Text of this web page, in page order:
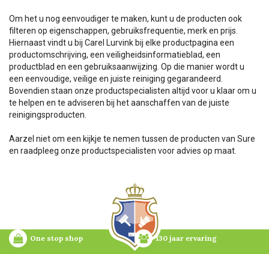
Om het u nog eenvoudiger te maken, kunt u de producten ook
filteren op eigenschappen, gebruiksfrequentie, merk en prijs.
Hiernaast vindt u bij Carel Lurvink bij elke productpagina een
productomschrijving, een veiligheidsinformatieblad, een
productblad en een gebruiksaanwijzing. Op die manier wordt u
een eenvoudige, veilige en juiste reiniging gegarandeerd.
Bovendien staan onze productspecialisten altijd voor u klaar om u
te helpen en te adviseren bij het aanschaffen van de juiste
reinigingsproducten.
Aarzel niet om een kijkje te nemen tussen de producten van Sure
en raadpleeg onze productspecialisten voor advies op maat.
One stop shop 130 jaar ervaring